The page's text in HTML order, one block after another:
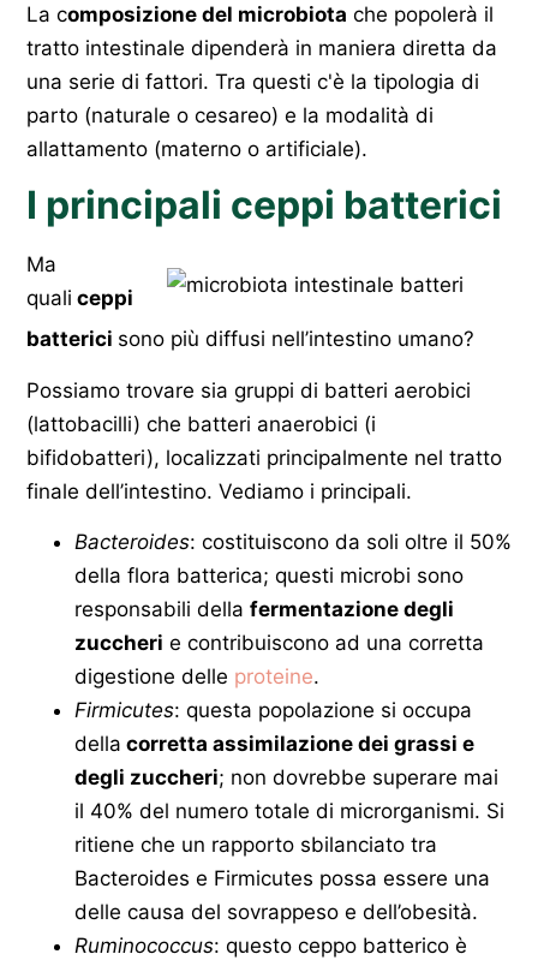
La composizione del microbiota che popolerà il
tratto intestinale dipenderà in maniera diretta da
una serie di fattori. Tra questi c'è la tipologia di
parto (naturale o cesareo) e la modalità di
allattamento (materno o artificiale).
I principali ceppi batterici
Ma
quali ceppi
batterici sono più diffusi nell’intestino umano?
Possiamo trovare sia gruppi di batteri aerobici
(lattobacilli) che batteri anaerobici (i
bifidobatteri), localizzati principalmente nel tratto
finale dell’intestino. Vediamo i principali.
Bacteroides: costituiscono da soli oltre il 50%
della flora batterica; questi microbi sono
responsabili della fermentazione degli
zuccheri e contribuiscono ad una corretta
digestione delle proteine.
Firmicutes: questa popolazione si occupa
della corretta assimilazione dei grassi e
degli zuccheri; non dovrebbe superare mai
il 40% del numero totale di microrganismi. Si
ritiene che un rapporto sbilanciato tra
Bacteroides e Firmicutes possa essere una
delle causa del sovrappeso e dell’obesità.
Ruminococcus: questo ceppo batterico è